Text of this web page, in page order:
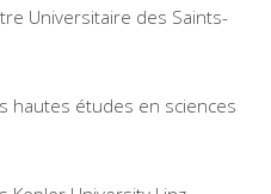
Universitaire des Saints-
hautes études en sciences